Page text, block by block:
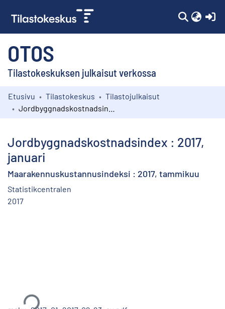
OTOS
Tilastokeskuksen julkaisut verkossa
Kokoelmat
Etusivu Tilastokeskus
Tilastojulkaisut
Jordbyggnadskostnadsindex : 2017,
januari
Maarakennuskustannusindeksi : 2017, tammikuu
Statistikcentralen
2017